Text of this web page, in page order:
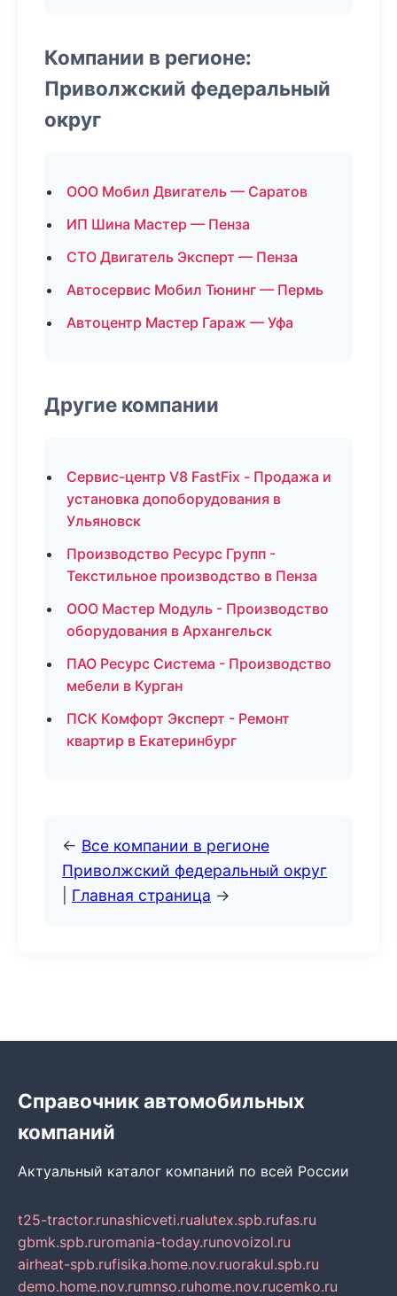
Компании в регионе:
Приволжский федеральный
округ
ООО Мобил Двигатель — Саратов
ИП Шина Мастер — Пенза
СТО Двигатель Эксперт — Пенза
Автосервис Мобил Тюнинг — Пермь
Автоцентр Мастер Гараж — Уфа
Другие компании
Сервис-центр V8 FastFix - Продажа и
установка допоборудования в
Ульяновск
Производство Ресурс Групп -
Текстильное производство в Пенза
ООО Мастер Модуль - Производство
оборудования в Архангельск
ПАО Ресурс Система - Производство
мебели в Курган
ПСК Комфорт Эксперт - Ремонт
квартир в Екатеринбург
← Все компании в регионе
Приволжский федеральный округ
Главная страница →
Справочник автомобильных
компаний
Актуальный каталог компаний по всей России
t25-tractor.runashicveti.rualutex.spb.rufas.ru
gbmk.spb.ruromania-today.runovoizol.ru
airheat-spb.rufisika.home.nov.ruorakul.spb.ru
demo.home.nov.rumnso.ruhome.nov.rucemko.ru